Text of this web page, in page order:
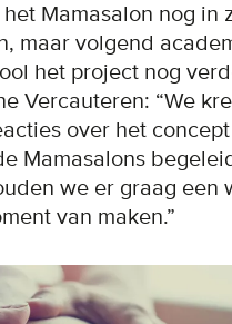
Mamasalon nog in
maar volgend
het project nog
Vercauteren: “We
over het
Mamasalons
we er graag een
van maken.”